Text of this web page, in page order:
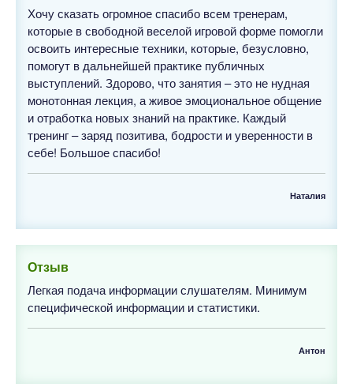
Хочу сказать огромное спасибо всем тренерам,
которые в свободной веселой игровой форме помогли
освоить интересные техники, которые, безусловно,
помогут в дальнейшей практике публичных
выступлений. Здорово, что занятия – это не нудная
монотонная лекция, а живое эмоциональное общение
и отработка новых знаний на практике. Каждый
тренинг – заряд позитива, бодрости и уверенности в
себе! Большое спасибо!
Наталия
Отзыв
Легкая подача информации слушателям. Минимум
специфической информации и статистики.
Антон